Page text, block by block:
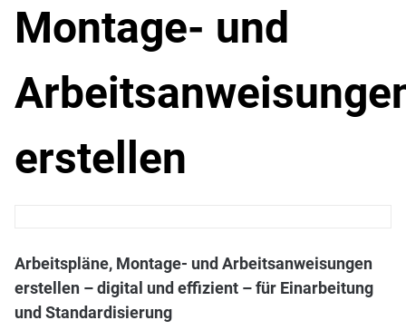
Montage- und
erstellen
Arbeitspläne, Montage- und Arbeitsanweisungen
erstellen – digital und effizient – für Einarbeitung
und Standardisierung